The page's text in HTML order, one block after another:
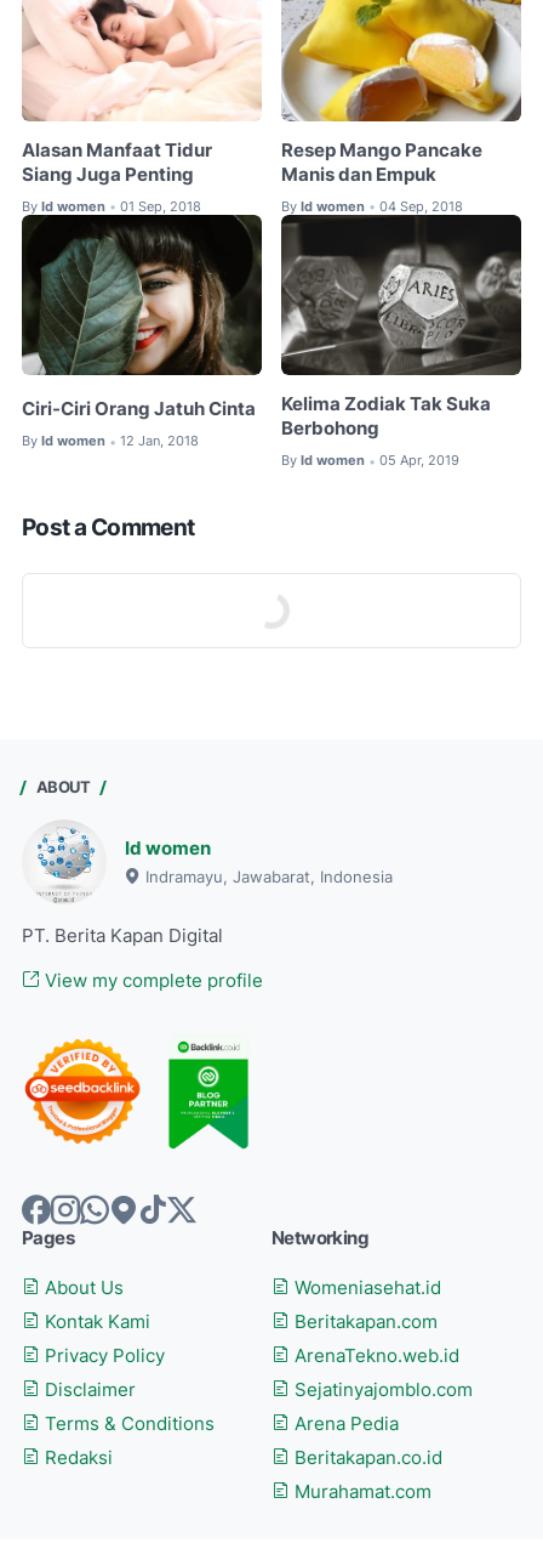
Alasan Manfaat Tidur
Siang Juga Penting
By Id women • 01 Sep, 2018
Resep Mango Pancake
Manis dan Empuk
By Id women • 04 Sep, 2018
Ciri-Ciri Orang Jatuh Cinta
By Id women • 12 Jan, 2018
Kelima Zodiak Tak Suka
Berbohong
By Id women • 05 Apr, 2019
Post a Comment
ABOUT
Id women
Indramayu, Jawabarat, Indonesia
PT. Berita Kapan Digital
View my complete profile
Pages
About Us
Kontak Kami
Privacy Policy
Disclaimer
Terms & Conditions
Redaksi
Networking
Womeniasehat.id
Beritakapan.com
ArenaTekno.web.id
Sejatinyajomblo.com
Arena Pedia
Beritakapan.co.id
Murahamat.com